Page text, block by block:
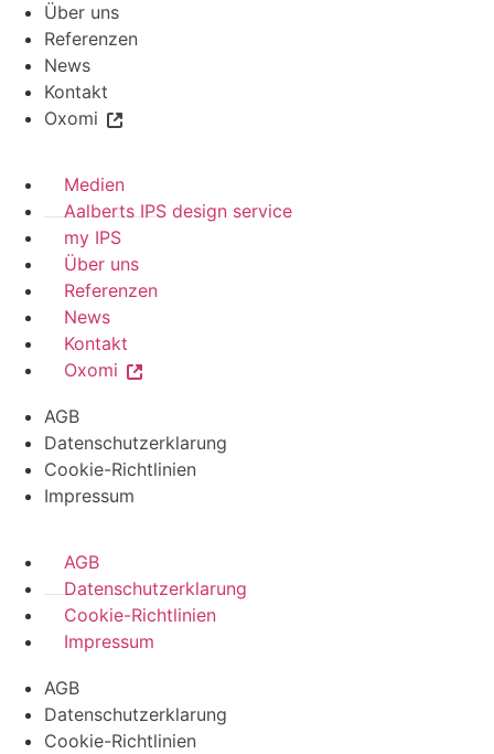
Über uns
Referenzen
News
Kontakt
Oxomi
Medien
Aalberts IPS design service
my IPS
Über uns
Referenzen
News
Kontakt
Oxomi
AGB
Datenschutzerklarung
Cookie-Richtlinien
Impressum
AGB
Datenschutzerklarung
Cookie-Richtlinien
Impressum
AGB
Datenschutzerklarung
Cookie-Richtlinien